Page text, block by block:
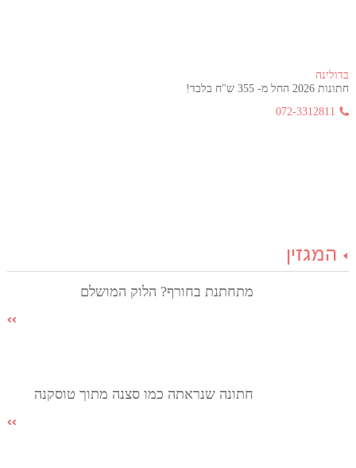
בדולינה
חתונות 2026 החל מ- 355 ש"ח בלבד!
072-3312811
המגזין
מתחתנת בחורף? הלוק המושלם
חתונה שנראתה כמו סצנה מתוך טוסקנה